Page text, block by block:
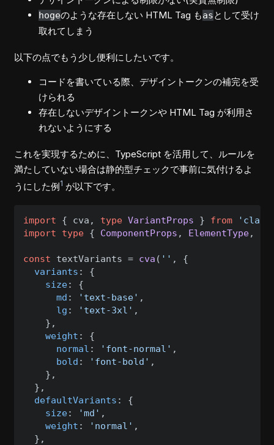
hogeのような存在しない HTML Tag もasとして受け
取れてしまう
以下の点でもう少し便利にしたいです。
コードを書いている際、デザイントークンの補完を受
けられる
存在しないデザイントークンや HTML Tag が利用さ
れないようにする
これを実現するために、TypeScript を活用して、ルールを
満たしていない場合は静的型チェックで事前に気付けるよ
うにした例1 が以下です。
import { cva, type VariantProps } from
import
type { ComponentProps , ElementType,
const textVariants = cva ( '' , {
variants : {
size: {
md : 'text-base' ,
lg : 'text-3xl' ,
    },
weight : {
normal : 'font-normal' ,
bold : 'font-bold' ,
    },
  },
defaultVariants : {
size: 'md' ,
weight : 'normal' ,
  },